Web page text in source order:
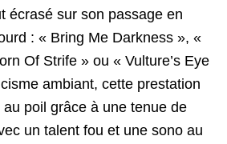
écrasé sur son passage en
: « Bring Me Darkness », «
Of Strife » ou « Vulture’s Eye
ambiant, cette prestation
poil grâce à une tenue de
un talent fou et une sono au